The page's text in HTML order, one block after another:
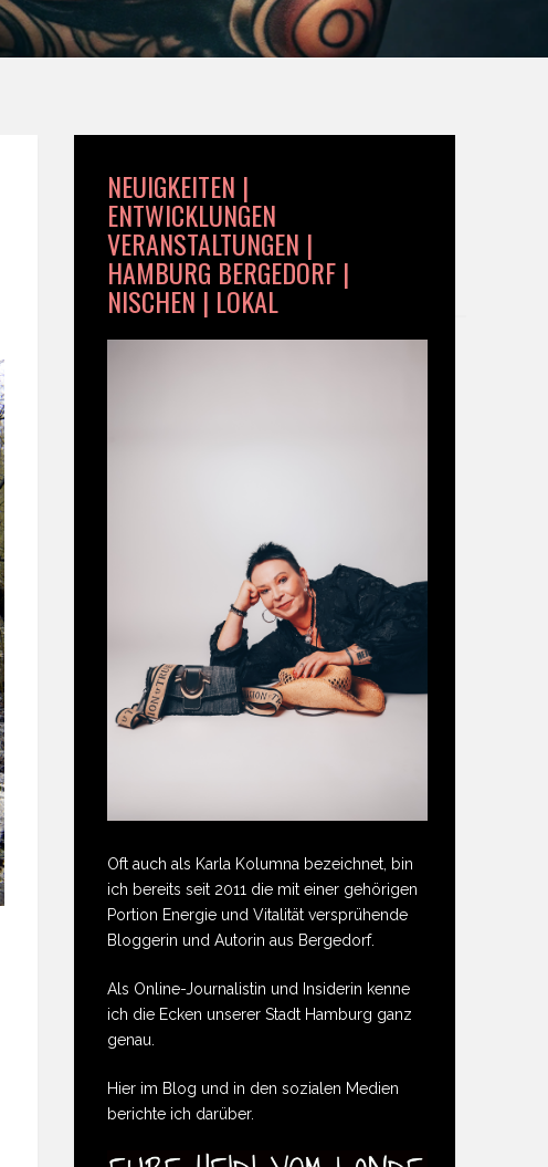
NEUIGKEITEN |
ENTWICKLUNGEN
VERANSTALTUNGEN |
HAMBURG BERGEDORF |
NISCHEN | LOKAL
Oft auch als Karla Kolumna bezeichnet, bin
ich bereits seit 2011 die mit einer gehörigen
Portion Energie und Vitalität versprühende
Bloggerin und Autorin aus Bergedorf.
Als Online-Journalistin und Insiderin kenne
ich die Ecken unserer Stadt Hamburg ganz
genau.
Hier im Blog und in den sozialen Medien
berichte ich darüber.